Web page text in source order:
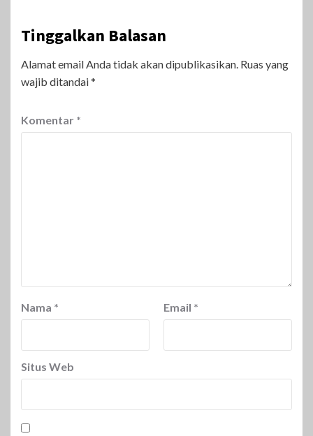
Tinggalkan Balasan
Alamat email Anda tidak akan dipublikasikan. Ruas yang
wajib ditandai*
Komentar *
Nama * Email *
Situs Web